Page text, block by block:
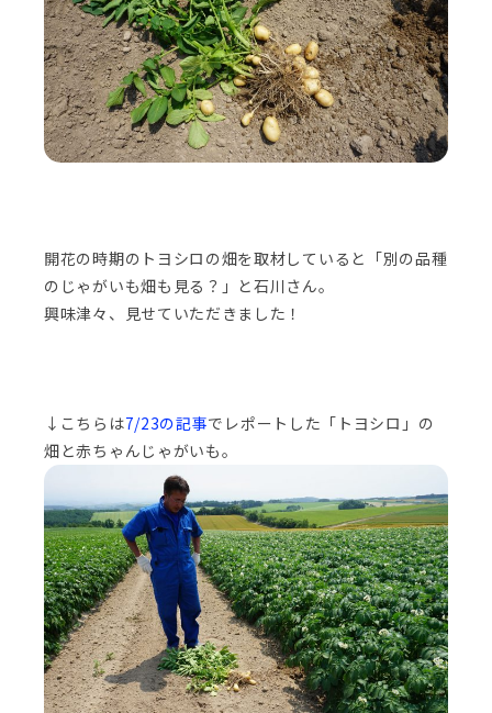
開花の時期のトヨシロの畑を取材していると「別の品種
のじゃがいも畑も見る？」と石川さん。
興味津々、見せていただきました！
↓こちらは7/23の記事でレポートした「トヨシロ」の
畑と赤ちゃんじゃがいも。